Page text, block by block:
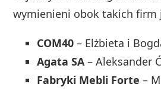
wymienieni obok takich firm
COM40 – Elżbieta i
Agata SA– Aleksander
Fabryki Mebli Forte –